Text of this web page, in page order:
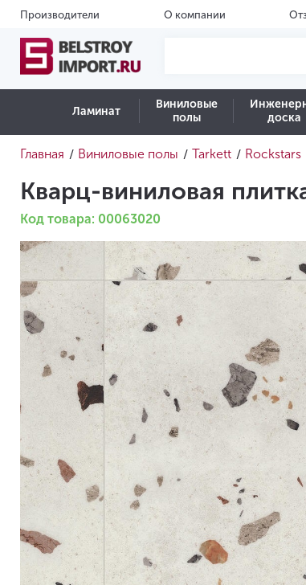
Производители О компании
Ламинат
Виниловые
полы
доска
Главная / Виниловые полы / Tarkett / Rockstars
Кварц-виниловая
Код товара: 00063020